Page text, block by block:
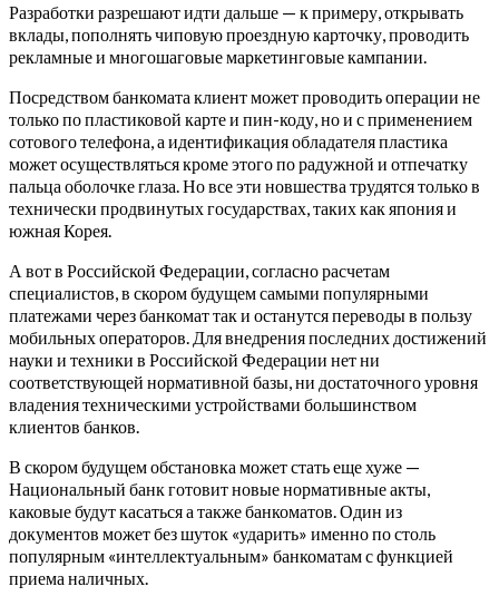
Разработки разрешают идти дальше — к примеру, открывать
вклады, пополнять чиповую проездную карточку, проводить
рекламные и многошаговые маркетинговые кампании.
Посредством банкомата клиент может проводить операции не
только по пластиковой карте и пин-коду, но и с применением
сотового телефона, а идентификация обладателя пластика
может осуществляться кроме этого по радужной и отпечатку
пальца оболочке глаза. Но все эти новшества трудятся только в
технически продвинутых государствах, таких как япония и
южная Корея.
А вот в Российской Федерации, согласно расчетам
специалистов, в скором будущем самыми популярными
платежами через банкомат так и останутся переводы в пользу
мобильных операторов. Для внедрения последних достижений
науки и техники в Российской Федерации нет ни
соответствующей нормативной базы, ни достаточного уровня
владения техническими устройствами большинством
клиентов банков.
В скором будущем обстановка может стать еще хуже —
Национальный банк готовит новые нормативные акты,
каковые будут касаться а также банкоматов. Один из
документов может без шуток «ударить» именно по столь
популярным «интеллектуальным» банкоматам с функцией
приема наличных.